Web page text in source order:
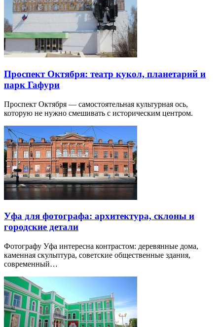
Проспект Октября: театр кукол, планетарий и
парк Гафури
Проспект Октября — самостоятельная культурная ось,
которую не нужно смешивать с историческим центром.
Уфа для фотографа: архитектура, склоны и
городские детали
Фотографу Уфа интересна контрастом: деревянные дома,
каменная скульптура, советские общественные здания,
современный…